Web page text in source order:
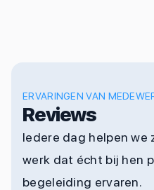
ERVARINGEN VAN
Reviews
Iedere dag helpen we
werk dat écht bij hen
begeleiding ervaren.